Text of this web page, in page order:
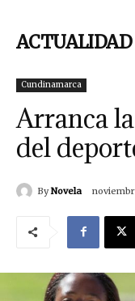
ACTUALIDAD
Cundinamarca
Arranca
del
By Novela